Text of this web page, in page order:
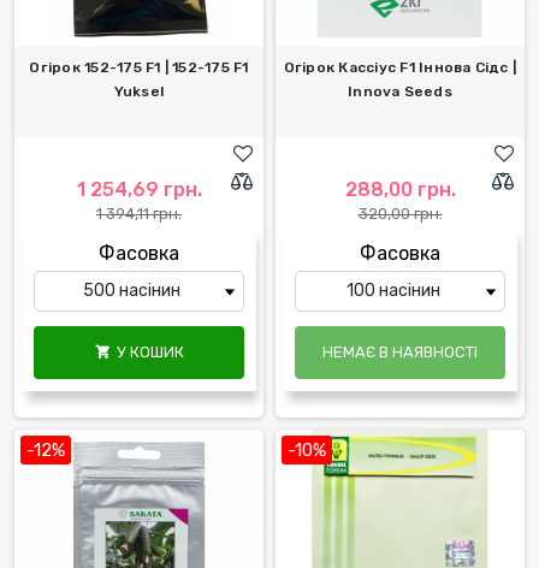
Огірок 152-175 F1 | 152-175 F1
Yuksel
1 254,69 грн.
1 394,11 грн.
Фасовка
 У КОШИК
Огірок Кассіус F1 Іннова Сідс |
Innova Seeds
288,00 грн.
320,00 грн.
Фасовка
НЕМАЄ В НАЯВНОСТІ
-12% -10%